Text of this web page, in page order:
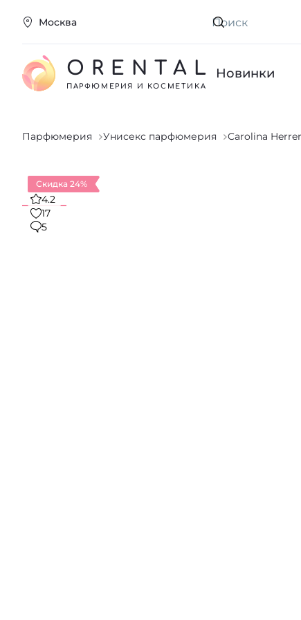
Москва Искать
ORENTAL
ПАРФЮМЕРИЯ И КОСМЕТИКА
Новинки
Парфюмерия Унисекс парфюмерия Carolina
Скидка 24%
4.2
17
5